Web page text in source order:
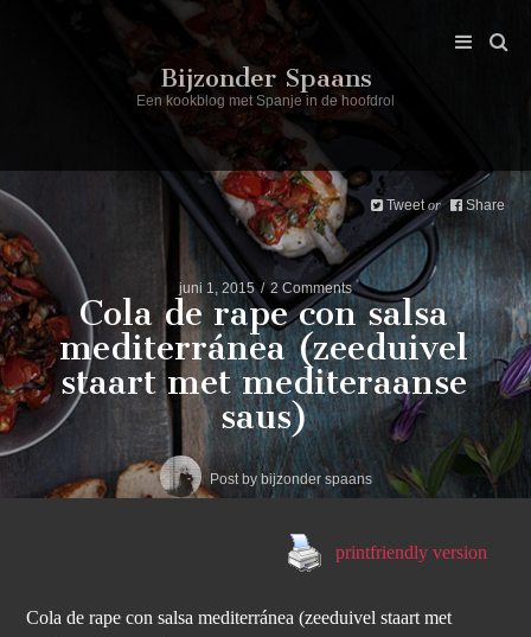
Bijzonder Spaans
Een kookblog met Spanje in de hoofdrol
juni 1, 2015 2 Comments
Cola de rape con salsa
mediterránea (zeeduivel
staart met mediteraanse
saus)
Tweet or Share
Post bybijzonder spaans
printfriendly version
Cola de rape con salsa mediterránea (zeeduivel staart met